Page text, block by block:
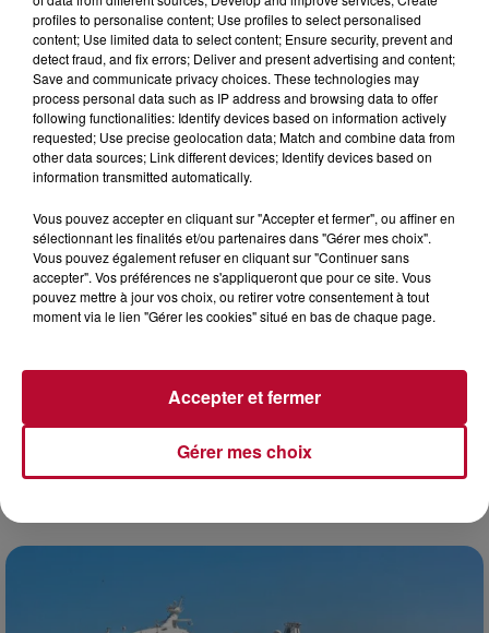
SOIRÉE DJ PLAYA
NOS IDÉES DE SORTIES POUR CETTE SEMAINE
Début août, c’est le cœur de l’été. La semaine débute, et
comme tous les lundis de l’été, on ouvre l’agenda qui est
profiles to personalise content; Use profiles to select personalised
content; Use limited data to select content; Ensure security, prevent and
detect fraud, and fix errors; Deliver and present advertising and content;
Save and communicate privacy choices. These technologies may
process personal data such as IP address and browsing data to offer
following functionalities: Identify devices based on information actively
requested; Use precise geolocation data; Match and combine data from
other data sources; Link different devices; Identify devices based on
information transmitted automatically.
Vous pouvez accepter en cliquant sur "Accepter et fermer", ou affiner en
sélectionnant les finalités et/ou partenaires dans "Gérer mes choix".
Vous pouvez également refuser en cliquant sur "Continuer sans
accepter". Vos préférences ne s'appliqueront que pour ce site. Vous
pouvez mettre à jour vos choix, ou retirer votre consentement à tout
moment via le lien "Gérer les cookies" situé en bas de chaque page.
Gérer mes choix
Accepter et fermer